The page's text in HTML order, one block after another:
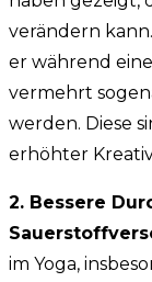
verändern
er während
vermehrt
werden. Diese
erhöhter
2. Bessere
im Yoga,